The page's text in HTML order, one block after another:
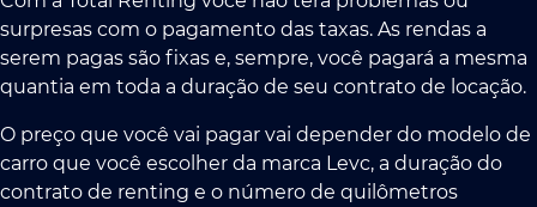
surpresas com o pagamento das taxas. As rendas a
serem pagas são fixas e, sempre, você pagará a mesma
quantia em toda a duração de seu contrato de locação.
O preço que você vai pagar vai depender do modelo de
carro que você escolher da marca Levc, a duração do
contrato de renting e o número de quilômetros